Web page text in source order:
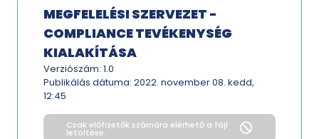
MEGFELELÉSI SZERVEZET -
COMPLIANCE TEVÉKENYSÉG
KIALAKÍTÁSA
Verziószám: 1.0
Publikálás dátuma: 2022. november 08. kedd,
12:45
Csak előfizetők számára elérhető a fájl
letöltése.